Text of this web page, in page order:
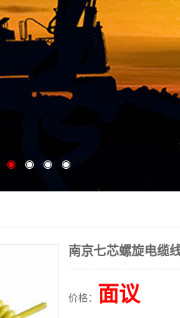
南京七芯螺旋电缆
价格： 面议